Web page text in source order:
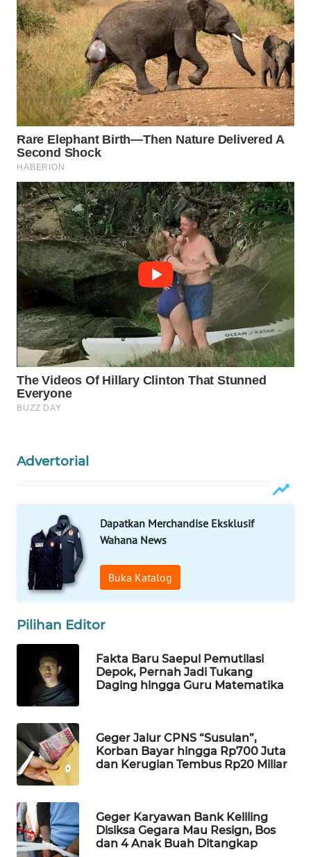
Advertorial
Dapatkan Merchandise Eksklusif
Wahana News
Buka Katalog
Pilihan Editor
Fakta Baru Saepul Pemutilasi
Depok, Pernah Jadi Tukang
Daging hingga Guru Matematika
Geger Jalur CPNS “Susulan”,
Korban Bayar hingga Rp700 Juta
dan Kerugian Tembus Rp20 Miliar
Geger Karyawan Bank Keliling
Disiksa Gegara Mau Resign, Bos
dan 4 Anak Buah Ditangkap
WN
PRIANGAN
TIMUR
WN
SEMARANG
WN
SOLO
BOROBUDUR
WN
MADURA
WN
SURABAYA
WN
NATUNA
WN
BINTAN
WN
LABUANBAJO
WN
BORNEO
WAHANA
NEWS
WAHANA
TANI
ADVOKAT
WAHANA